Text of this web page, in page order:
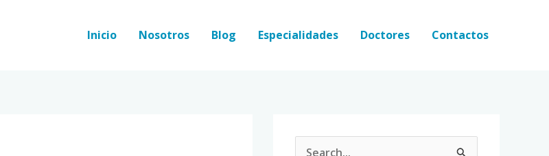
Inicio Nosotros Blog Especialidades Doctores Contactos